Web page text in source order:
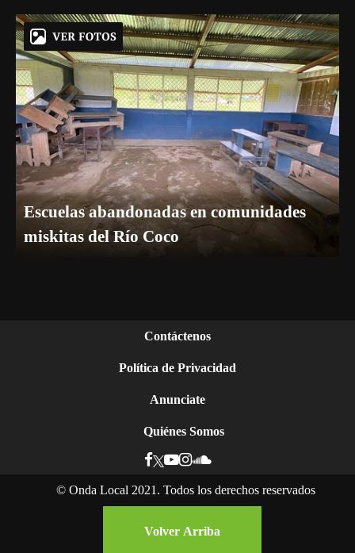
Escuelas abandonadas en comunidades
miskitas del Río Coco
Contáctenos
Política de Privacidad
Anunciate
Quiénes Somos
© Onda Local 2021. Todos los derechos reservados
Volver Arriba